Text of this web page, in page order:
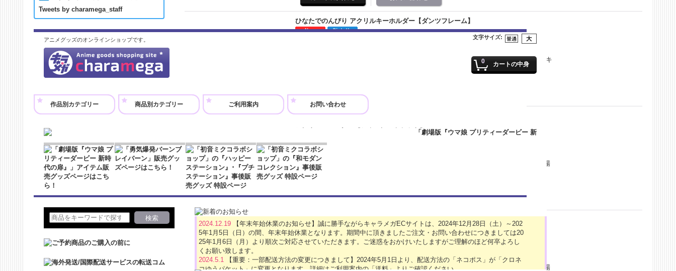
Tweets by charamega_staff
アニメグッズのオンラインショップです。 文字サイズ:
0 カートの中身
作品別カテゴリー 商品別カテゴリー ご利用案内 お問い合わせ
2024.12.19
【年末年始休業のお知らせ】誠に勝手ながらキャラメガECサイトは、2024年12月28日（土）～202
5年1月5日（日）の間、年末年始休業となります。期間中に頂きましたご注文・お問い合わせにつきましては20
25年1月6日（月）より順次ご対応させていただきます。ご迷惑をおかけいたしますがご理解のほど何卒よろし
くお願い致します。
2024.5.1
【重要：一部配送方法の変更につきまして】2024年5月1日より、配送方法の「ネコポス」が「クロネ
コゆうパケット」に変更となります。詳細はご利用案内の「送料」よりご確認ください。
ひなたでのんびり アクリルキーホルダー【ダンツフレーム】
劇場版『ウマ娘 プリティーダービー 新時代の扉』より「ひなたでのんびり アクリルキ
ーホルダー」が登場です！ ひなたでお昼寝しているこの商品だけの描き…
劇場版『ウマ娘 プリティーダービー 新時代の扉』
880円(税込)
在庫あり
劇場版『ウマ娘 プリティーダービー 新時代の扉』より「アクリルコースター」が登場
です！ コースターとして使うもよし、飾って鑑賞するもよしのキャラクタ…
劇場版『ウマ娘 プリティーダービー 新時代の扉』
アクリルコースター【アグネスタキオン】
880円 (税込)
在庫あり
劇場版『ウマ娘 プリティーダービー 新時代の扉』より「アクリルコースター」が登場